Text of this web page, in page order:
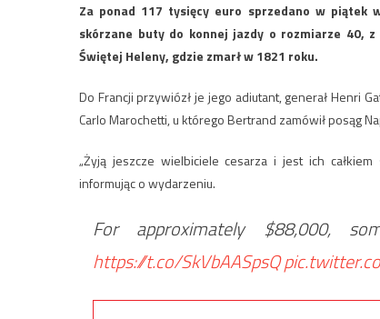
Za ponad 117 tysięcy euro sprzedano w piątek
skórzane buty do konnej jazdy o rozmiarze 40,
Świętej Heleny, gdzie zmarł w 1821 roku.
Do Francji przywiózł je jego adiutant, generał Henri
Carlo Marochetti, u którego Bertrand zamówił posąg
„Żyją jeszcze wielbiciele cesarza i jest ich
informując o wydarzeniu.
For approximately $88,000,
https://t.co/SkVbAASpsQ